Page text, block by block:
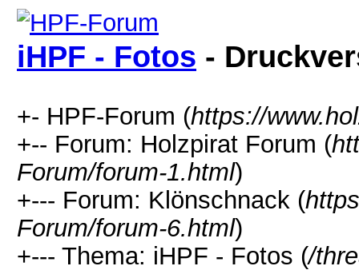
iHPF - Fotos -
+- HPF-Forum (https://
+-- Forum: Holzpirat Forum (
Forum/forum-1.html)
+--- Forum: Klönschnack (
Forum/forum-6.html)
+--- Thema: iHPF - Fotos (/